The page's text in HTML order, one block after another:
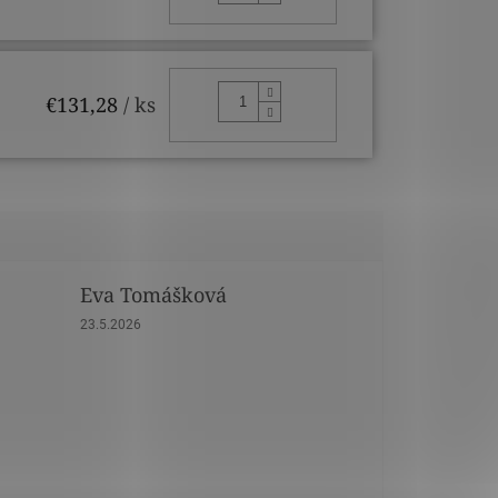
€131,28 / ks
Eva Tomášková
Hodnotenie obchodu je 5 z 5 hviezdičiek.
23.5.2026